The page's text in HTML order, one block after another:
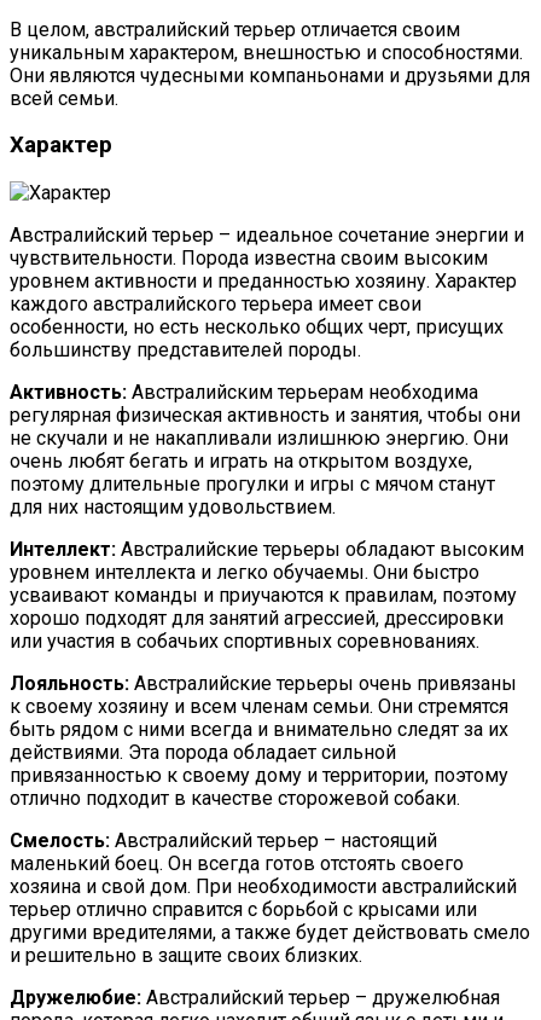
В целом, австралийский терьер отличается своим
уникальным характером, внешностью и способностями.
Они являются чудесными компаньонами и друзьями для
всей семьи.
Характер
Австралийский терьер – идеальное сочетание энергии и
чувствительности. Порода известна своим высоким
уровнем активности и преданностью хозяину. Характер
каждого австралийского терьера имеет свои
особенности, но есть несколько общих черт, присущих
большинству представителей породы.
Активность: Австралийским терьерам необходима
регулярная физическая активность и занятия, чтобы они
не скучали и не накапливали излишнюю энергию. Они
очень любят бегать и играть на открытом воздухе,
поэтому длительные прогулки и игры с мячом станут
для них настоящим удовольствием.
Интеллект: Австралийские терьеры обладают высоким
уровнем интеллекта и легко обучаемы. Они быстро
усваивают команды и приучаются к правилам, поэтому
хорошо подходят для занятий агрессией, дрессировки
или участия в собачьих спортивных соревнованиях.
Лояльность: Австралийские терьеры очень привязаны
к своему хозяину и всем членам семьи. Они стремятся
быть рядом с ними всегда и внимательно следят за их
действиями. Эта порода обладает сильной
привязанностью к своему дому и территории, поэтому
отлично подходит в качестве сторожевой собаки.
Смелость: Австралийский терьер – настоящий
маленький боец. Он всегда готов отстоять своего
хозяина и свой дом. При необходимости австралийский
терьер отлично справится с борьбой с крысами или
другими вредителями, а также будет действовать смело
и решительно в защите своих близких.
Дружелюбие: Австралийский терьер – дружелюбная